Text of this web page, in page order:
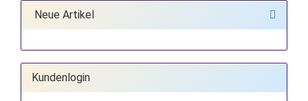
Neue Artikel
Kundenlogin